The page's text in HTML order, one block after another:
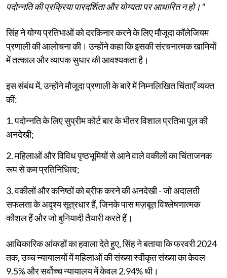
पदोन्नति की प्रक्रिया पारदर्शिता और योग्यता पर आधारित न हो।"
सिंह ने योग्य प्रतिभाओं को दरकिनार करने के लिए मौजूदा कॉलेजियम
प्रणाली की आलोचना की। उन्होंने कहा कि इसकी संरचनात्मक खामियों
में तत्काल और व्यापक सुधार की आवश्यकता है।
इस संबंध में, उन्होंने मौजूदा प्रणाली के बारे में निम्नलिखित चिंताएँ व्यक्त
कीं:
1. पदोन्नति के लिए सुप्रीम कोर्ट बार के भीतर विशाल प्रतिभा पूल की
अनदेखी;
2. महिलाओं और विविध पृष्ठभूमियों से आने वाले वकीलों का चिंताजनक
रूप से कम प्रतिनिधित्व;
3. वकीलों और कनिष्ठों को ब्रीफ करने की अनदेखी - जो अदालती
सफलता के अदृश्य सूत्रधार हैं, जिनके पास मज़बूत विश्लेषणात्मक
कौशल हैं और जो बुनियादी तैयारी करते हैं।
आधिकारिक आंकड़ों का हवाला देते हुए, सिंह ने बताया कि फरवरी 2024
तक, उच्च न्यायालयों में महिलाओं की संख्या स्वीकृत संख्या का केवल
9.5% और सर्वोच्च न्यायालय में केवल 2.94% थी।